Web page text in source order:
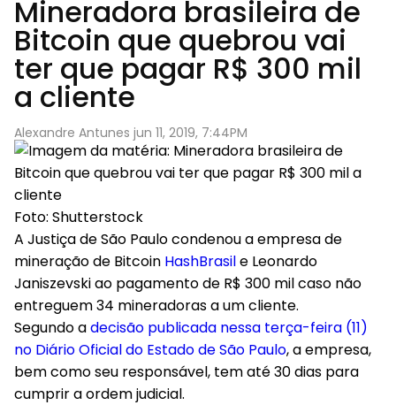
Mineradora brasileira de
Bitcoin que quebrou vai
ter que pagar R$ 300 mil
a cliente
Alexandre Antunes jun 11, 2019, 7:44PM
Foto: Shutterstock
A Justiça de São Paulo condenou a empresa de
mineração de Bitcoin HashBrasile Leonardo
Janiszevski ao pagamento de R$ 300 mil caso não
entreguem 34 mineradoras a um cliente.
Segundo adecisão publicada nessa terça-feira (11)
no Diário Oficial do Estado de São Paulo, a empresa,
bem como seu responsável, tem até 30 dias para
cumprir a ordem judicial.